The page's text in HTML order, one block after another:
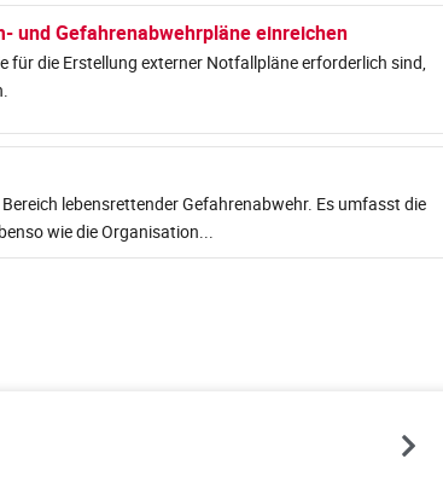
und Gefahrenabwehrpläne einreichen
die Erstellung externer Notfallpläne erforderlich sind,
lebensrettender Gefahrenabwehr. Es umfasst die
wie die Organisation...